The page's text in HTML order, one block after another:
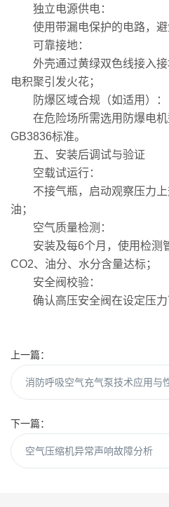
独立电源供电：
使用带漏电保护的电路，避
可靠接地：
外壳通过黄绿双色线接入接
电积聚引发火花；
防爆区域合规（如适用）：
在危险场所需选用防爆电机
GB3836标准。
五、安装后调试与验证
空载试运行：
不接气瓶，启动观察压力上
油；
空气质量检测：
安装及每6个月，使用检测管
CO2、油分、水分含量达标；
安全阀校验：
确认高压安全阀在设定压力
上一篇：
消防呼吸空气充气泵技术应用与
下一篇：
空气压缩机异常声响故障分析